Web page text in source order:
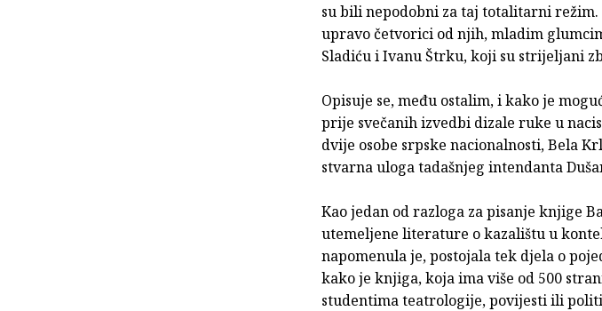
su bili nepodobni za taj totalitarni
upravo četvorici od njih, mladim
Sladiću i Ivanu Štrku, koji su strijeljani
Opisuje se, među ostalim, i kako je
prije svečanih izvedbi dizale ruke u
dvije osobe srpske nacionalnosti, Bela
stvarna uloga tadašnjeg intendanta
Kao jedan od razloga za pisanje knjige
utemeljene literature o kazalištu u
napomenula je, postojala tek djela o
kako je knjiga, koja ima više od 500
studentima teatrologije, povijesti ili